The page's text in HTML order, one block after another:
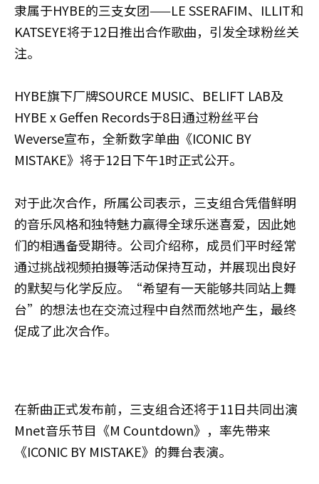
隶属于HYBE的三支女团——LE SSERAFIM、ILLIT和
KATSEYE将于12日推出合作歌曲，引发全球粉丝关
注。
HYBE旗下厂牌SOURCE MUSIC、BELIFT LAB及
HYBE x Geffen Records于8日通过粉丝平台
Weverse宣布，全新数字单曲《ICONIC BY
MISTAKE》将于12日下午1时正式公开。
对于此次合作，所属公司表示，三支组合凭借鲜明
的音乐风格和独特魅力赢得全球乐迷喜爱，因此她
们的相遇备受期待。公司介绍称，成员们平时经常
通过挑战视频拍摄等活动保持互动，并展现出良好
的默契与化学反应。“希望有一天能够共同站上舞
台”的想法也在交流过程中自然而然地产生，最终
促成了此次合作。
在新曲正式发布前，三支组合还将于11日共同出演
Mnet音乐节目《M Countdown》，率先带来
《ICONIC BY MISTAKE》的舞台表演。